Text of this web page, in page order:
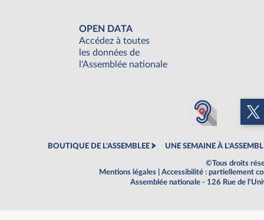
OPEN DATA
Accédez à toutes
les données de
l'Assemblée nationale
BOUTIQUE DE L'ASSEMBLEE UNE SEMAINE À
©Tous droits
Mentions légales
Accessibilité : partiellement
Assemblée nationale - 126 Rue de